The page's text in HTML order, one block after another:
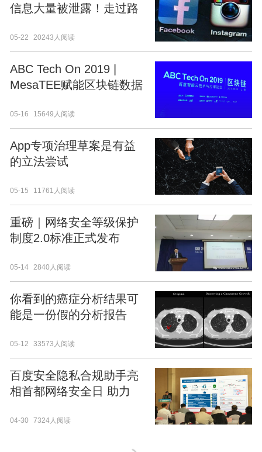
信息大量被泄露！走过路
系，到屋里瞧一瞧！
05-22 20243人阅读
ABC Tech On 2019 |
MesaTEE赋能区块链数据
05-16 15649人阅读
App专项治理草案是有益
的立法尝试
05-15 11761人阅读
重磅｜网络安全等级保护
制度2.0标准正式发布
05-14 2840人阅读
你看到的癌症分析结果可
能是一份假的分析报告
05-12 33573人阅读
百度安全隐私合规助手亮
相首都网络安全日 助力
04-30 7324人阅读